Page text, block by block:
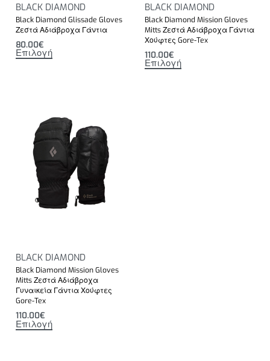
BLACK DIAMOND
Black Diamond Glissade Gloves
Ζεστά Αδιάβροχα Γάντια
80.00€
Επιλογή
BLACK DIAMOND
Black Diamond Mission Gloves
Mitts Ζεστά Αδιάβροχα Γάντια
Χούφτες Gore-Tex
110.00€
Επιλογή
BLACK DIAMOND
Black Diamond Mission Gloves
Mitts Ζεστά Αδιάβροχα
Γυναικεία Γάντια Χούφτες
Gore-Tex
110.00€
Επιλογή